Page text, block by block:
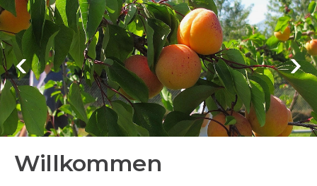
Willkommen